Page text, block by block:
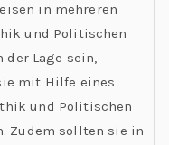
in mehreren
und Politischen
Lage sein,
mit Hilfe eines
und Politischen
Zudem sollten sie in